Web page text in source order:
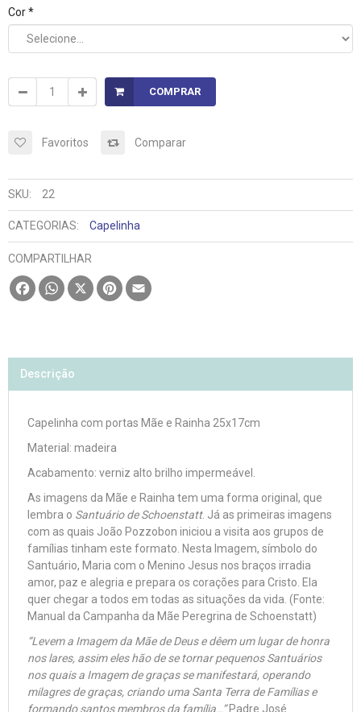
Cor *
COMPRAR
Favoritos Comparar
SKU: 22
CATEGORIAS: Capelinha
COMPARTILHAR
FacebookWhatsApp
X Pinterest
Descrição
Capelinha com portas Mãe e Rainha 25x17cm
Material: madeira
Acabamento: verniz alto brilho impermeável.
As imagens da Mãe e Rainha tem uma forma original, que
lembra o Santuário de Schoenstatt. Já as primeiras imagens
com as quais João Pozzobon iniciou a visita aos grupos de
famílias tinham este formato. Nesta Imagem, símbolo do
Santuário, Maria com o Menino Jesus nos braços irradia
amor, paz e alegria e prepara os corações para Cristo. Ela
quer chegar a todos em todas as situações da vida. (Fonte:
Manual da Campanha da Mãe Peregrina de Schoenstatt)
“Levem a Imagem da Mãe de Deus e dêem um lugar de honra
nos lares, assim eles hão de se tornar pequenos Santuários
nos quais a Imagem de graças se manifestará, operando
milagres de graças, criando uma Santa Terra de Famílias e
formando santos membros da família…”Padre José